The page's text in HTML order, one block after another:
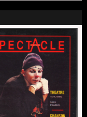
lauréats 2026